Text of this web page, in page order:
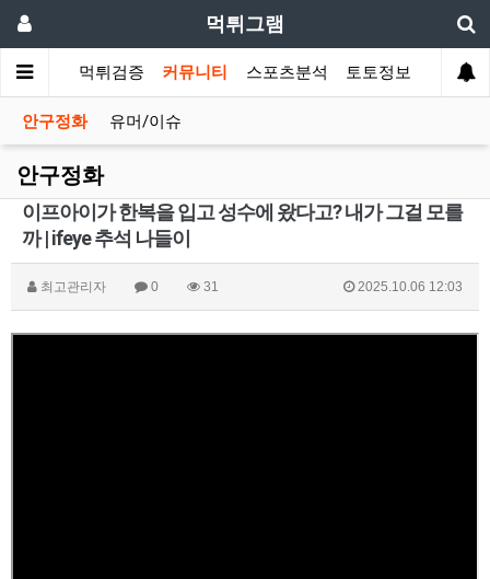
먹튀그램
먹튀검증 커뮤니티 스포츠분석 토토정보
안구정화 유머/이슈
안구정화
이프아이가 한복을 입고 성수에 왔다고? 내가 그걸 모를
까 | ifeye 추석 나들이
최고관리자 0 31 2025.10.06 12:03